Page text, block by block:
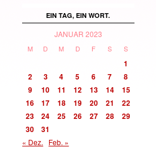
EIN TAG, EIN WORT.
JANUAR 2023
M D M D F S S
1
2
3 4 5 6 7
8
9
10 11 12 13 14
15
16
17 18 19 20 21
22
23
24 25 26 27 28
29
30
31
« Dez. Feb. »